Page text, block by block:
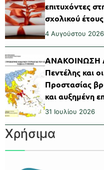
επιτυχόντες
σχολικού
4 Αυγούστου 2026
ΑΝΑΚΟΙΝΩΣΗ
Πεντέλης και
Προστασίας
και αυξημένη
31 Ιουλίου 2026
Χρήσιμα